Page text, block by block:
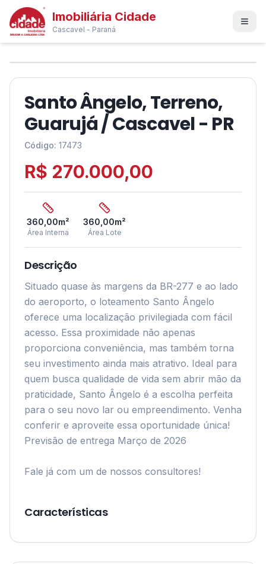
Imobiliária Cidade
Cascavel - Paraná
❮ ❯
1/4
Santo Ângelo, Terreno,
Guarujá / Cascavel - PR
Código: 17473
R$ 270.000,00
360,00m²
Área Interna
360,00m²
Área Lote
Descrição
Situado quase às margens da BR-277 e ao lado
do aeroporto, o loteamento Santo Ângelo
oferece uma localização privilegiada com fácil
acesso. Essa proximidade não apenas
proporciona conveniência, mas também torna
seu investimento ainda mais atrativo. Ideal para
quem busca qualidade de vida sem abrir mão da
praticidade, Santo Ângelo é a escolha perfeita
para o seu novo lar ou empreendimento. Venha
conferir e aproveite essa oportunidade única!
Previsão de entrega Março de 2026
Fale já com um de nossos consultores!
Características